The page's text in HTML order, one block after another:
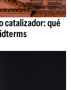
catalizador: qué